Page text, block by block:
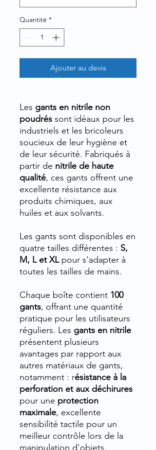
Quantité *
Ajouter au devis
Les gants en nitrile non
poudrés sont idéaux pour les
industriels et les bricoleurs
soucieux de leur hygiène et
de leur sécurité. Fabriqués à
partir de nitrile de haute
qualité, ces gants offrent une
excellente résistance aux
produits chimiques, aux
huiles et aux solvants.
Les gants sont disponibles en
quatre tailles différentes : S,
M, L et XLpour s'adapter à
toutes les tailles de mains.
Chaque boîte contient 100
gants, offrant une quantité
pratique pour les utilisateurs
réguliers. Les gants en nitrile
présentent plusieurs
avantages par rapport aux
autres matériaux de gants,
notamment : résistance à la
perforation et aux déchirures
pour une protection
maximale, excellente
sensibilité tactile pour un
meilleur contrôle lors de la
manipulation d'objets,